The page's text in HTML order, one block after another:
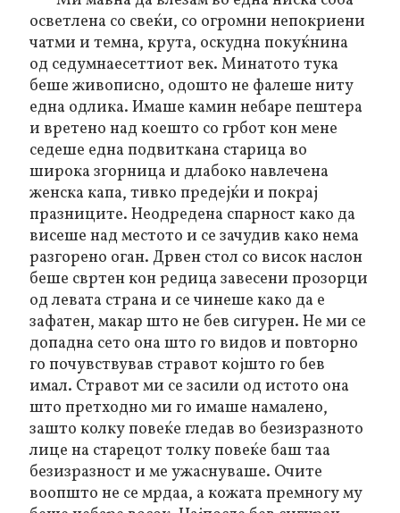
осветлена со свеќи, со огромни непокриени
чатми и темна, крута, оскудна покуќнина
од седумнаесеттиот век. Минатото тука
беше живописно, одошто не фалешениту
една одлика. Имаше камин небаре пештера
и вретено над коешто со грбот кон мене
седеше една подвиткана старица во
широка згорница и длабоко навлечена
женска капа, тивко предејќи и покрај
празниците. Неодредена спарност како да
висеше над местото и се зачудив како нема
разгорено оган. Дрвен стол со висок наслон
беше свртен кон редица завесени прозорци
од левата страна и се чинеше како да е
зафатен, макар што не бев сигурен. Не ми се
допадна сето она што го видов и повторно
го почувствував стравот којшто го бев
имал. Стравот ми се засили од истото она
што претходно ми го имаше намалено,
зашто колку повеќе гледав во безизразното
лице на старецот толку повеќе баш таа
безизразност и ме ужаснуваше. Очите
воопшто не се мрдаа, а кожата премногу му